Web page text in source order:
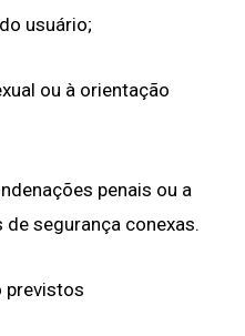
usuário;
ou à orientação
penais ou a
segurança conexas.
previstos